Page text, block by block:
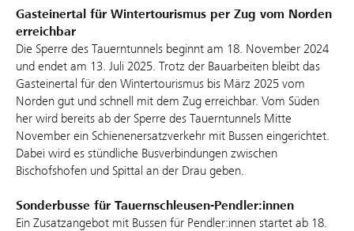
Gasteinertal für Wintertourismus per Zug vom Norden
erreichbar
Die Sperre des Tauerntunnels beginnt am 18. November 2024
und endet am 13. Juli 2025. Trotz der Bauarbeiten bleibt das
Gasteinertal für den Wintertourismus bis März 2025 vom
Norden gut und schnell mit dem Zug erreichbar. Vom Süden
her wird bereits ab der Sperre des Tauerntunnels Mitte
November ein Schienenersatzverkehr mit Bussen eingerichtet.
Dabei wird es stündliche Busverbindungen zwischen
Bischofshofen und Spittal an der Drau geben.
Sonderbusse für Tauernschleusen-Pendler:innen
Ein Zusatzangebot mit Bussen für Pendler:innen startet ab 18.